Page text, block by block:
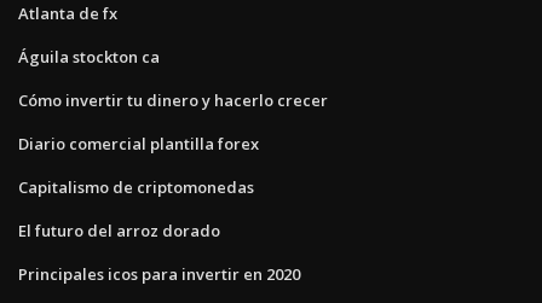
Atlanta de fx
Águila stockton ca
Cómo invertir tu dinero y hacerlo crecer
Diario comercial plantilla forex
Capitalismo de criptomonedas
El futuro del arroz dorado
Principales icos para invertir en 2020